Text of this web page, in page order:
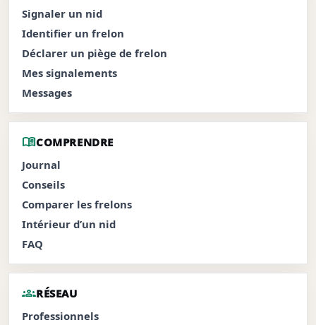
Signaler un nid
Identifier un frelon
Déclarer un piège de frelon
Mes signalements
Messages
menu_bookCOMPRENDRE
Journal
Conseils
Comparer les frelons
Intérieur d’un nid
FAQ
groupsRÉSEAU
Professionnels